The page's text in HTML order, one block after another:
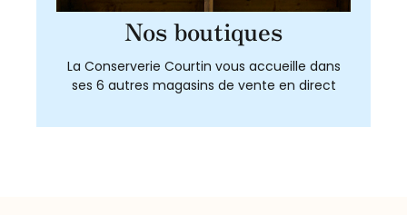
Nos boutiques
La Conserverie Courtin vous accueille dans
ses 6 autres magasins de vente en direct